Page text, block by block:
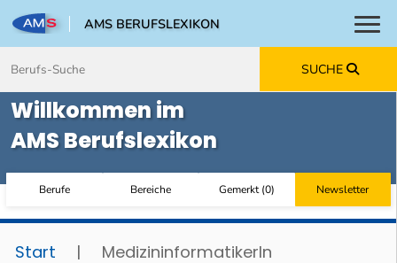
AMS BERUFSLEXIKON
SUCHE
Willkommen im
AMS Berufslexikon
Berufe Bereiche Gemerkt(0) Newsletter
Start | MedizininformatikerIn